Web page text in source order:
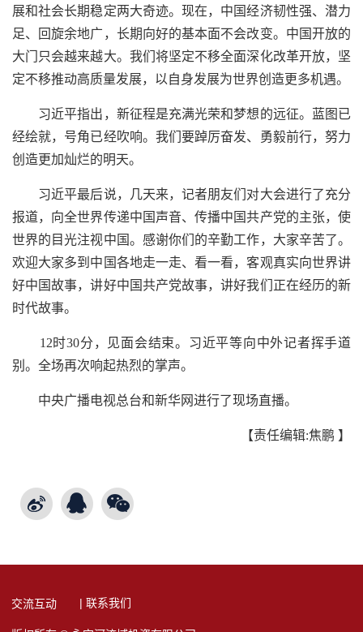
展和社会长期稳定两大奇迹。现在，中国经济韧性强、潜力
足、回旋余地广，长期向好的基本面不会改变。中国开放的
大门只会越来越大。我们将坚定不移全面深化改革开放，坚
定不移推动高质量发展，以自身发展为世界创造更多机遇。
习近平指出，新征程是充满光荣和梦想的远征。蓝图已
经绘就，号角已经吹响。我们要踔厉奋发、勇毅前行，努力
创造更加灿烂的明天。
习近平最后说，几天来，记者朋友们对大会进行了充分
报道，向全世界传递中国声音、传播中国共产党的主张，使
世界的目光注视中国。感谢你们的辛勤工作，大家辛苦了。
欢迎大家多到中国各地走一走、看一看，客观真实向世界讲
好中国故事，讲好中国共产党故事，讲好我们正在经历的新
时代故事。
12时30分，见面会结束。习近平等向中外记者挥手道
别。全场再次响起热烈的掌声。
中央广播电视总台和新华网进行了现场直播。
【责任编辑:焦鹏 】
交流互动 | 联系我们